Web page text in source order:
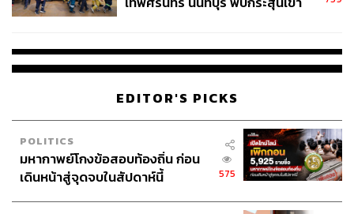
EDITOR'S PICKS
POLITICS
มหากาพย์โกงข้อสอบท้องถิ่น ก่อน
เดินหน้าสู่จุดจบในสัปดาห์นี้
575